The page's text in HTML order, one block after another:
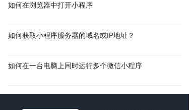
如何在浏览器中打开小程序
如何获取小程序服务器的域名或IP地址？
如何在一台电脑上同时运行多个微信小程序